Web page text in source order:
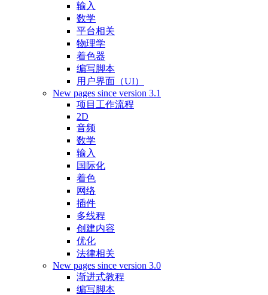
输入
数学
平台相关
物理学
着色器
编写脚本
用户界面（UI）
New pages since version 3.1
项目工作流程
2D
音频
数学
输入
国际化
着色
网络
插件
多线程
创建内容
优化
法律相关
New pages since version 3.0
渐进式教程
编写脚本